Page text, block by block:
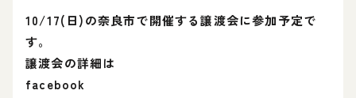
10/17(日)の奈良市で開催する譲渡会に参加予定で
す。
譲渡会の詳細は
facebook